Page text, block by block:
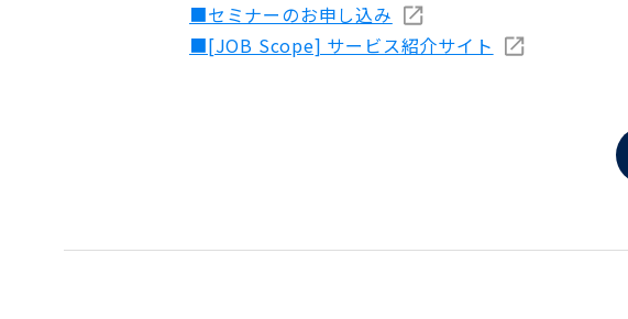
■セミナーのお申し込み
■[JOB Scope] サービス紹介サイト